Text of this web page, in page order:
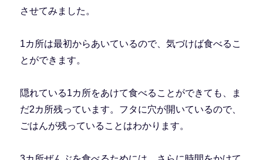
させてみました。
1カ所は最初からあいているので、気づけば食べるこ
とができます。
隠れている1カ所をあけて食べることができても、ま
だ2カ所残っています。フタに穴が開いているので、
ごはんが残っていることはわかります。